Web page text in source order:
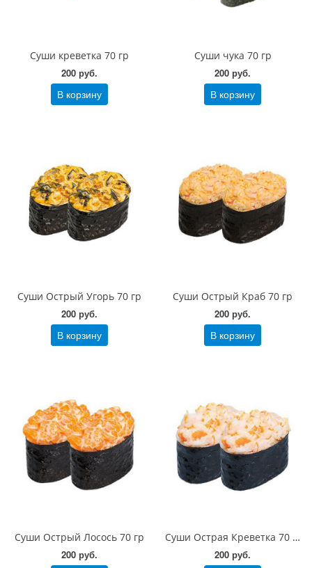
Суши креветка 70 гр
200 руб.
В корзину
Суши чука 70 гр
200 руб.
В корзину
Суши Острый Угорь 70 гр
200 руб.
В корзину
Суши Острый Краб 70 гр
200 руб.
В корзину
Суши Острый Лосось 70 гр
200 руб.
Суши Острая Креветка 70 гр
200 руб.